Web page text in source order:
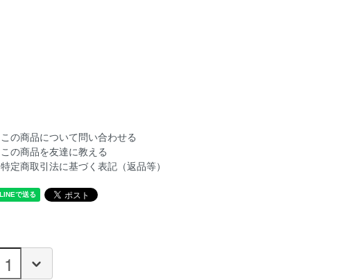
この商品について問い合わせる
この商品を友達に教える
特定商取引法に基づく表記（返品等）